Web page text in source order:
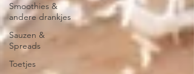
Smoothies &
andere drankjes
Sauzen &
Spreads
Toetjes